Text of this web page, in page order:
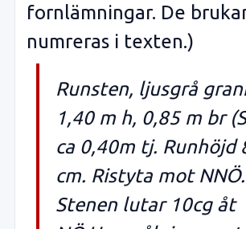
fornlämningar. De
numreras i texten.)
Runsten, ljusgrå
1,40 m h, 0,85 m br
ca 0,40m tj. Runhöjd
cm. Ristyta mot NNÖ.
Stenen lutar 10cg åt